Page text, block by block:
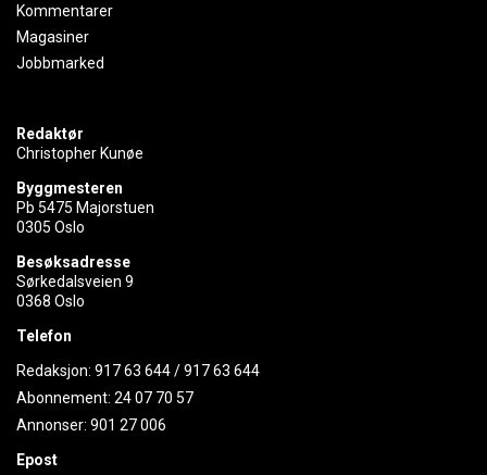
Kommentarer
Magasiner
Jobbmarked
Redaktør
Christopher Kunøe
Byggmesteren
Pb 5475 Majorstuen
0305 Oslo
Besøksadresse
Sørkedalsveien 9
0368 Oslo
Telefon
Redaksjon: 917 63 644/917 63 644
Abonnement: 24 07 70 57
Annonser: 901 27 006
Epost